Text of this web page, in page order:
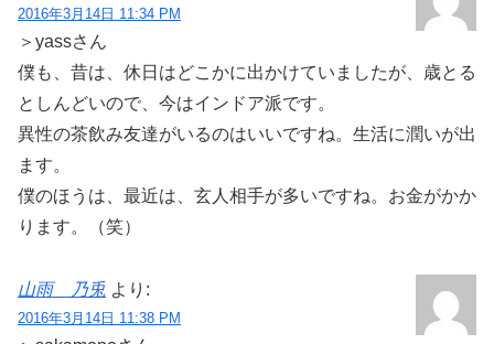
2016年3月14日 11:34 PM
＞yassさん
僕も、昔は、休日はどこかに出かけていましたが、歳とる
としんどいので、今はインドア派です。
異性の茶飲み友達がいるのはいいですね。生活に潤いが出
ます。
僕のほうは、最近は、玄人相手が多いですね。お金がかか
ります。（笑）
山雨 乃兎 より:
2016年3月14日 11:38 PM